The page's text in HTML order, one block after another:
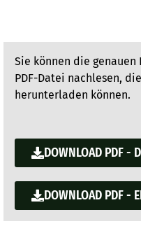
Sie können die
PDF-Datei nachlesen,
herunterladen können.
DOWNLOAD PDF -
DOWNLOAD PDF -